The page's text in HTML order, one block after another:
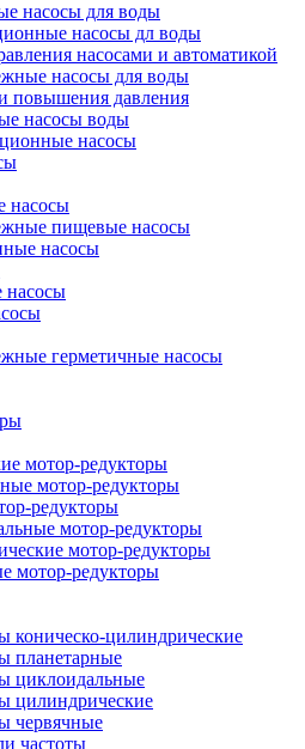
насосы для воды
насосы дл воды
насосами и автоматикой
насосы для воды
повышения давления
насосы воды
насосы
насосы
пищевые насосы
насосы
насосы
герметичные насосы
мотор-редукторы
мотор-редукторы
редукторы
мотор-редукторы
мотор-редукторы
мотор-редукторы
коническо-цилиндрические
планетарные
циклоидальные
цилиндрические
червячные
частоты